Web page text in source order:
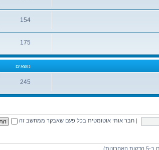
נושאים
154
נושאים
175
נושאים
נושאים
245
נושאים
חבר אותי אוטומטית בכל פעם שאבקר ממחשב זה